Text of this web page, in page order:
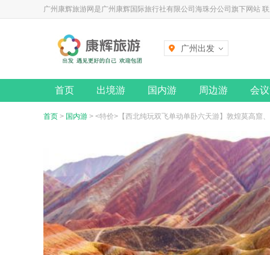
广州康辉旅游网是广州康辉国际旅行社有限公司海珠分公司旗下网站
广州出发
首页 出境游 国内游 周边游 会
首页 > 国内游 > <特价>【西北纯玩双飞单动单卧六天游】敦煌莫高窟